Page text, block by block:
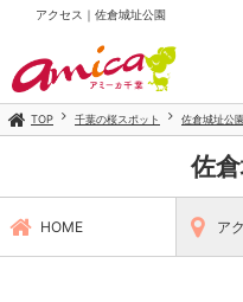
アクセス｜佐倉城址公園
TOP 千葉の桜スポット 佐倉城址公
佐
HOME ア